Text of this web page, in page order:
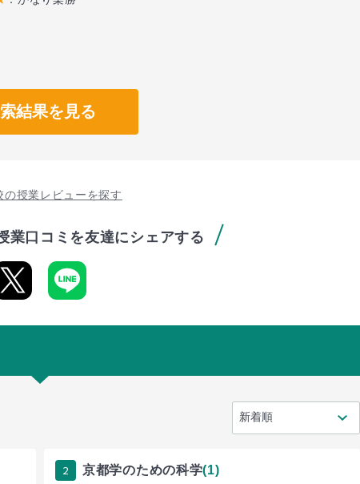
結果を見る
の授業レビューを探す
業口コミを友達にシェアする
2 京都学のための科学(1)